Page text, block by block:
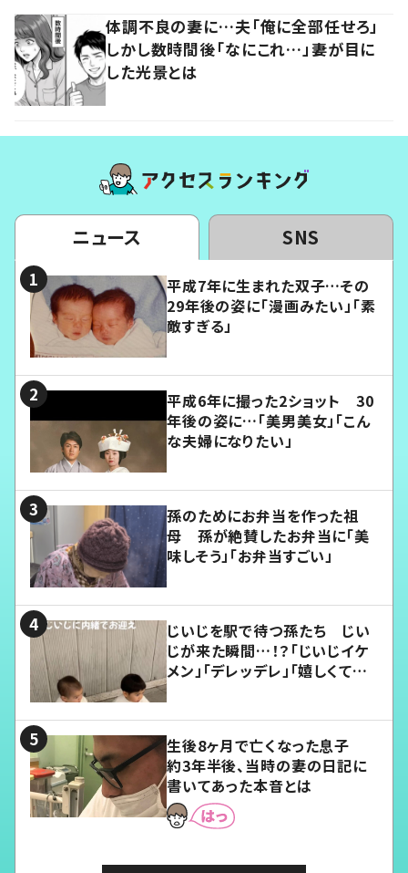
体調不良の妻に…夫「俺に全部任せろ」
しかし数時間後「なにこれ…」妻が目に
した光景とは
ニュース SNS
平成7年に生まれた双子…その
29年後の姿に「漫画みたい」「素
敵すぎる」
平成6年に撮った2ショット 30
年後の姿に…「美男美女」「こん
な夫婦になりたい」
孫のためにお弁当を作った祖
母 孫が絶賛したお弁当に「美
味しそう」「お弁当すごい」
じいじを駅で待つ孫たち じい
じが来た瞬間…！？「じいじイケ
メン」「デレッデレ」「嬉しくて可
生後8ヶ月で亡くなった息子
約3年半後、当時の妻の日記に
書いてあった本音とは